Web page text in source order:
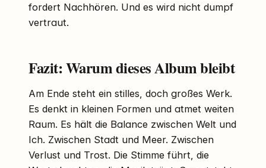
fordert Nachhören. Und es wird nicht dumpf
vertraut.
Fazit: Warum dieses Album bleibt
Am Ende steht ein stilles, doch großes Werk.
Es denkt in kleinen Formen und atmet weiten
Raum. Es hält die Balance zwischen Welt und
Ich. Zwischen Stadt und Meer. Zwischen
Verlust und Trost. Die Stimme führt, die